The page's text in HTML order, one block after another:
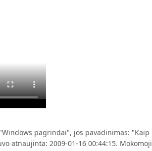
pagrindai", jos pavadinimas: "Kaip
atnaujinta: 2009-01-16 00:44:15. Mokomoji